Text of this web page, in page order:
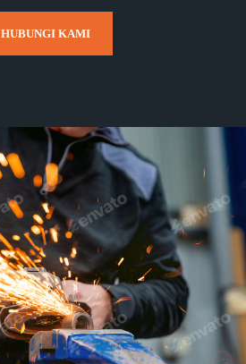
HUBUNGI KAMI